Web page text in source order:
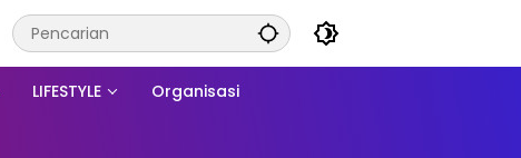
LIFESTYLE Organisasi